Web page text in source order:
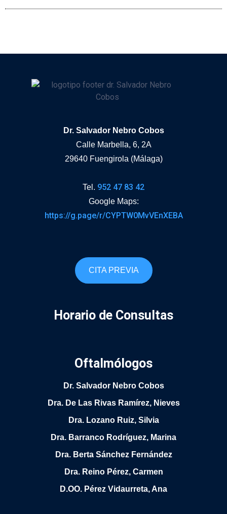
Dr. Salvador Nebro Cobos
Calle Marbella, 6, 2A
29640 Fuengirola (Málaga)
Tel. 952 47 83 42
Google Maps:
https://g.page/r/CYPTW0MvVEnXEBA
CITA PREVIA
Horario de Consultas
Oftalmólogos
Dr. Salvador Nebro Cobos
Dra. De Las Rivas Ramírez, Nieves
Dra. Lozano Ruiz, Silvia
Dra. Barranco Rodríguez, Marina
Dra. Berta Sánchez Fernández
Dra. Reino Pérez, Carmen
D.OO. Pérez Vidaurreta, Ana